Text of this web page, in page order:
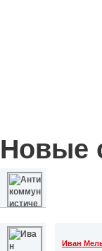
Новые
Иван